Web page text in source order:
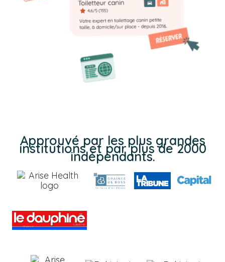
Approuvé par les plus grandes
institutions et par plus de 2000
indépendants.